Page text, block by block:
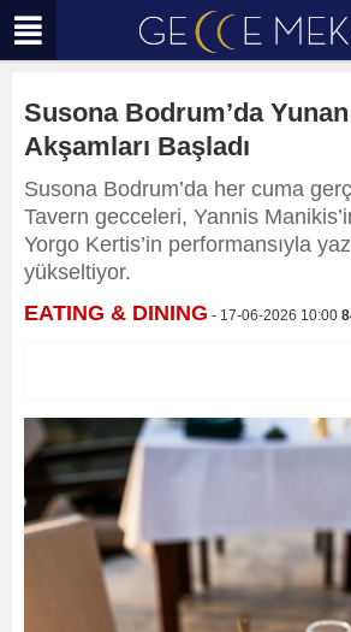
Susona Bodrum’da
Akşamları Başladı
Susona Bodrum’da her cuma
Tavern gecceleri, Yannis
Yorgo Kertis’in performansıyla
yükseltiyor.
EATING & DINING - 17-06-2026 10:00